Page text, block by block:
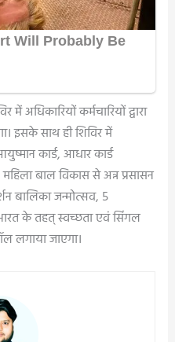
अधिकारियों कर्मचारियों द्वारा
इसके साथ ही शिविर में
कार्ड, आधार कार्ड
बाल विकास से अन्न प्रसासन
बालिका जन्मोत्सव, 5
के तहत् स्वच्छता एवं सिंगल
लगाया जाएगा।